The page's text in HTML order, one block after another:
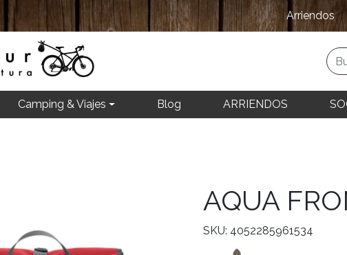
Arriendos
Camping & Viajes Blog ARRIENDOS
AQUA
SKU: 4052285961534